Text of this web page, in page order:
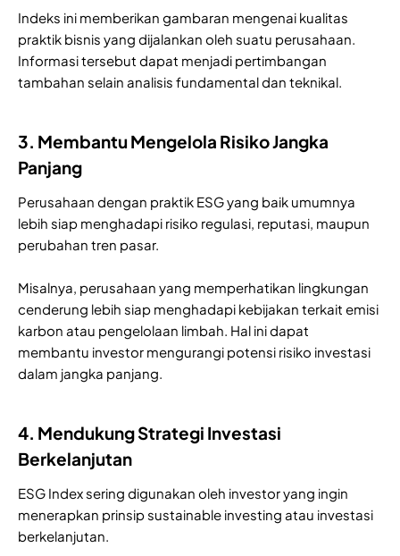
Indeks ini memberikan gambaran mengenai kualitas
praktik bisnis yang dijalankan oleh suatu perusahaan.
Informasi tersebut dapat menjadi pertimbangan
tambahan selain analisis fundamental dan teknikal.
3. Membantu Mengelola Risiko Jangka
Panjang
Perusahaan dengan praktik ESG yang baik umumnya
lebih siap menghadapi risiko regulasi, reputasi, maupun
perubahan tren pasar.
Misalnya, perusahaan yang memperhatikan lingkungan
cenderung lebih siap menghadapi kebijakan terkait emisi
karbon atau pengelolaan limbah. Hal ini dapat
membantu investor mengurangi potensi risiko investasi
dalam jangka panjang.
4. Mendukung Strategi Investasi
Berkelanjutan
ESG Index sering digunakan oleh investor yang ingin
menerapkan prinsip sustainable investing atau investasi
berkelanjutan.